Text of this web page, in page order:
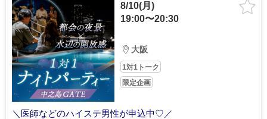
8/10(月)
19:00〜20:30
大阪
1対1トーク
限定企画
＼医師などのハイステ男性が申込中♡／